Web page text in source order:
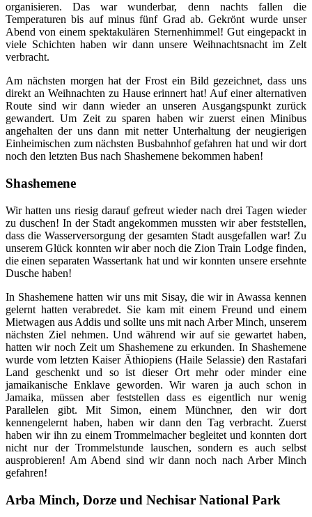
organisieren. Das war wunderbar, denn nachts fallen die
Temperaturen bis auf minus fünf Grad ab. Gekrönt wurde unser
Abend von einem spektakulären Sternenhimmel! Gut eingepackt in
viele Schichten haben wir dann unsere Weihnachtsnacht im Zelt
verbracht.
Am nächsten morgen hat der Frost ein Bild gezeichnet, dass uns
direkt an Weihnachten zu Hause erinnert hat! Auf einer alternativen
Route sind wir dann wieder an unseren Ausgangspunkt zurück
gewandert. Um Zeit zu sparen haben wir zuerst einen Minibus
angehalten der uns dann mit netter Unterhaltung der neugierigen
Einheimischen zum nächsten Busbahnhof gefahren hat und wir dort
noch den letzten Bus nach Shashemene bekommen haben!
Shashemene
Wir hatten uns riesig darauf gefreut wieder nach drei Tagen wieder
zu duschen! In der Stadt angekommen mussten wir aber feststellen,
dass die Wasserversorgung der gesamten Stadt ausgefallen war! Zu
unserem Glück konnten wir aber noch die Zion Train Lodge finden,
die einen separaten Wassertank hat und wir konnten unsere ersehnte
Dusche haben!
In Shashemene hatten wir uns mit Sisay, die wir in Awassa kennen
gelernt hatten verabredet. Sie kam mit einem Freund und einem
Mietwagen aus Addis und sollte uns mit nach Arber Minch, unserem
nächsten Ziel nehmen. Und während wir auf sie gewartet haben,
hatten wir noch Zeit um Shashemene zu erkunden. In Shashemene
wurde vom letzten Kaiser Äthiopiens (Haile Selassie) den Rastafari
Land geschenkt und so ist dieser Ort mehr oder minder eine
jamaikanische Enklave geworden. Wir waren ja auch schon in
Jamaika, müssen aber feststellen dass es eigentlich nur wenig
Parallelen gibt. Mit Simon, einem Münchner, den wir dort
kennengelernt haben, haben wir dann den Tag verbracht. Zuerst
haben wir ihn zu einem Trommelmacher begleitet und konnten dort
nicht nur der Trommelstunde lauschen, sondern es auch selbst
ausprobieren! Am Abend sind wir dann noch nach Arber Minch
gefahren!
Arba Minch, Dorze und Nechisar National Park